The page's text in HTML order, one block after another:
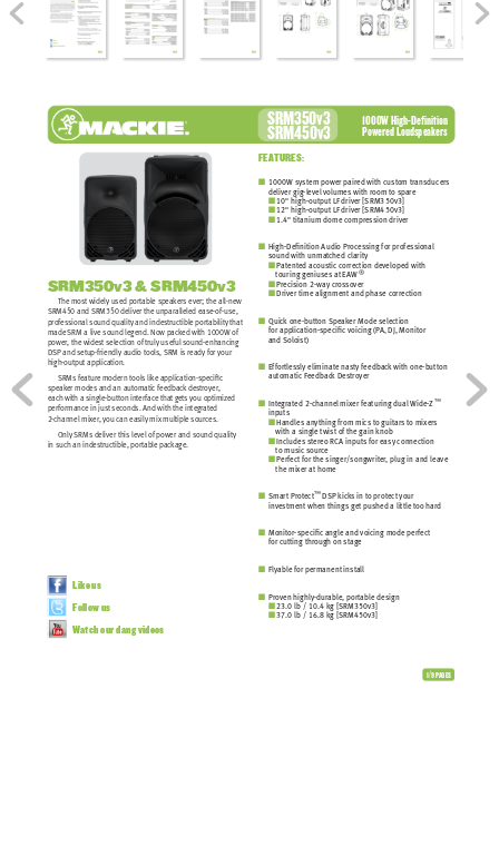
1/9 PAGES
SRM350v3
SRM450v3
1000W High-Deﬁnition
Powered Loudspeakers
SRM350v3 & SRM450v3
The most widely used portable speakers ever; the al l-new
SRM450 and SRM350 deliver the unparal leled ease-of-use,
professional sound quality and indestructible portability that
made SRM a live sound legend. Now packed with 1000W of
power, the widest selection of truly useful sound-enhancing
DSP and setup-friendly audio tools, SRM is ready for your
high-output application.
SRMs feature modern tools like application-speciﬁc
speaker modes and an automatic feedback destroyer,
each with a single-button interface that gets you optimized
performance in just seconds. And with the integrated
2-channel mixer, you can easily mix multiple sources.
Only SRMs deliver this level of power and sound quality
in such an indestructible, portable package.
FEATURES:
1000W system power paired with custom transducers
deliver gig-level volumes with room to spare
10" high-output LF driver [SRM350v3]
12" high-output LF driver [SRM450v3]
1.4" titanium dome compression driver
High-Deﬁnition Audio Processing for professional
sound with unmatched clarity
Patented acoustic correction developed with
    touring g
eniuses at EAW®
Precision 2-way crossover
Driver time alignment and phase correction
Quick one-button Speaker Mode selection
for application-speciﬁc voicing (PA, DJ, Monitor
and Soloist)
Effortlessly eliminate nasty feedback with one-button
automatic Feedback Destroyer
Integrated 2-channel mixer featuring dual Wide-Z ™
inputs
Handles anything from mics to guitars to mixers
    with a s
ingle twist of the gain knob
Includes stereo RCA inputs for easy connection
    to mus
ic source
Perfect for the singer/songwriter, plug in and leave
    the mix
er at home
Smart Protect ™ DSP kicks in to protect your
investment when things get pushed a little too hard
Monitor-speciﬁc angle and voicing mode perfect
for cutting through on stage
Flyable for permanent install
Proven highly-durable, portable design
23.0 lb / 10.4 kg [SRM350v3]
37.0 lb / 16.8 kg [SRM450v3]
Like us
Follow us
Watch our dang videos